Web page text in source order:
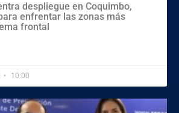
despliegue en Coquimbo,
enfrentar las zonas más
frontal
10:00